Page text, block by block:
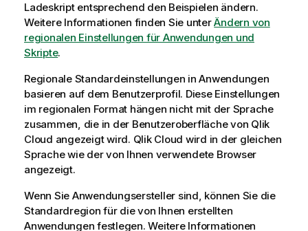
Ladeskript entsprechend den Beispielen ändern.
Weitere Informationen finden Sie unterÄndern von
regionalen Einstellungen für Anwendungen und
Skripte.
Regionale Standardeinstellungen in Anwendungen
basieren auf dem Benutzerprofil. Diese Einstellungen
im regionalen Format hängen nicht mit der Sprache
zusammen, die in der Benutzeroberfläche von Qlik
Cloud angezeigt wird. Qlik Cloud wird in der gleichen
Sprache wie der von Ihnen verwendete Browser
angezeigt.
Wenn Sie Anwendungsersteller sind, können Sie die
Standardregion für die von Ihnen erstellten
Anwendungen festlegen. Weitere Informationen